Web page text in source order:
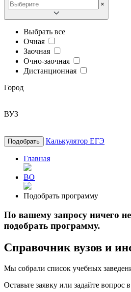
×
Выбрать все
Очная
Заочная
Очно-заочная
Дистанционная
Город
ВУЗ
Подобрать Калькулятор ЕГЭ
Главная
ВО
Подобрать программу
По вашему запросу ничего
подобрать программу.
Справочник вузов и
Мы собрали список учебных
Оставьте заявку или задайте